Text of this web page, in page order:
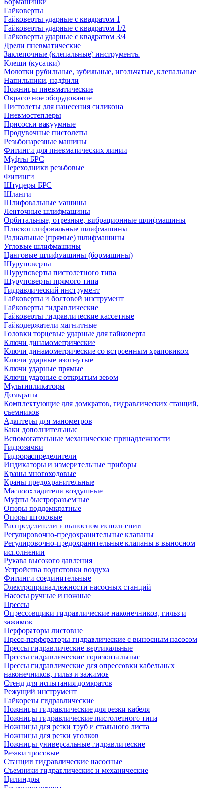
Бормашинки
Гайковерты
Гайковерты ударные с квадратом 1
Гайковерты ударные с квадратом 1/2
Гайковерты ударные с квадратом 3/4
Дрели пневматические
Заклепочные (клепальные) инструменты
Клещи (кусачки)
Молотки рубильные, зубильные, игольчатые, клепальные
Напильники, надфили
Ножницы пневматические
Окрасочное оборудование
Пистолеты для нанесения силикона
Пневмостеплеры
Присоски вакуумные
Продувочные пистолеты
Резьбонарезные машины
Фитинги для пневматических линий
Муфты БРС
Переходники резьбовые
Фитинги
Штуцеры БРС
Шланги
Шлифовальные машины
Ленточные шлифмашины
Орбитальные, отрезные, вибрационные шлифмашины
Плоскошлифовальные шлифмашины
Радиальные (прямые) шлифмашины
Угловые шлифмашины
Цанговые шлифмашины (бормашины)
Шуруповерты
Шуруповерты пистолетного типа
Шуруповерты прямого типа
Гидравлический инструмент
Гайковерты и болтовой инструмент
Гайковерты гидравлические
Гайковерты гидравлические кассетные
Гайкодержатели магнитные
Головки торцевые ударные для гайковерта
Ключи динамометрические
Ключи динамометрические со встроенным храповиком
Ключи ударные изогнутые
Ключи ударные прямые
Ключи ударные с открытым зевом
Мультипликаторы
Домкраты
Комплектующие для домкратов, гидравлических станций,
съемников
Адаптеры для манометров
Баки дополнительные
Вспомогательные механические принадлежности
Гидрозамки
Гидрораспределители
Индикаторы и измерительные приборы
Краны многоходовые
Краны предохранительные
Маслоохладители воздушные
Муфты быстроразъемные
Опоры поддомкратные
Опоры штоковые
Распределители в выносном исполнении
Регулировочно-предохранительные клапаны
Регулировочно-предохранительные клапаны в выносном
исполнении
Рукава высокого давления
Устройства подготовки воздуха
Фитинги соединительные
Электропринадлежности насосных станций
Насосы ручные и ножные
Прессы
Опрессовщики гидравлические наконечников, гильз и
зажимов
Перфораторы листовые
Пресс-перфораторы гидравлические с выносным насосом
Прессы гидравлические вертикальные
Прессы гидравлические горизонтальные
Прессы гидравлические для опрессовки кабельных
наконечников, гильз и зажимов
Стенд для испытания домкратов
Режущий инструмент
Гайкорезы гидравлические
Ножницы гидравлические для резки кабеля
Ножницы гидравлические пистолетного типа
Ножницы для резки труб и стального листа
Ножницы для резки уголков
Ножницы универсальные гидравлические
Резаки тросовые
Станции гидравлические насосные
Съемники гидравлические и механические
Цилиндры